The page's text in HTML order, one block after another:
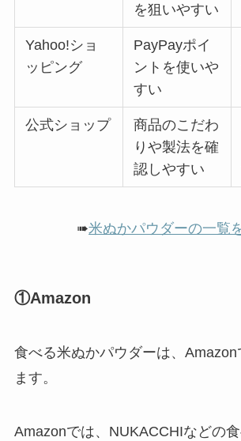
を狙いやすい
Yahoo!ショ
ッピング
PayPayポイ
ントを使いや
すい
公式ショップ
商品のこだわ
りや製法を確
認しやすい
➠米ぬかパウダーの一覧
①Amazon
食べる米ぬかパウダーは、
ます。
Amazonでは、NUKACCHIなどの